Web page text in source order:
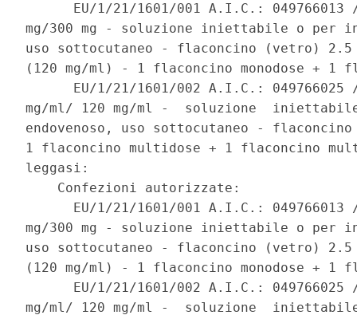
EU/1/21/1601/001 A.I.C.: 049766013
mg/300 mg - soluzione iniettabile o per
uso sottocutaneo - flaconcino (vetro)
(120 mg/ml) - 1 flaconcino monodose + 1
EU/1/21/1601/002 A.I.C.: 049766025
mg/ml/ 120 mg/ml -  soluzione
endovenoso, uso sottocutaneo -
1 flaconcino multidose + 1 flaconcino
leggasi:
    Confezioni autorizzate:
EU/1/21/1601/001 A.I.C.: 049766013
mg/300 mg - soluzione iniettabile o per
uso sottocutaneo - flaconcino (vetro)
(120 mg/ml) - 1 flaconcino monodose + 1
EU/1/21/1601/002 A.I.C.: 049766025
mg/ml/ 120 mg/ml -  soluzione